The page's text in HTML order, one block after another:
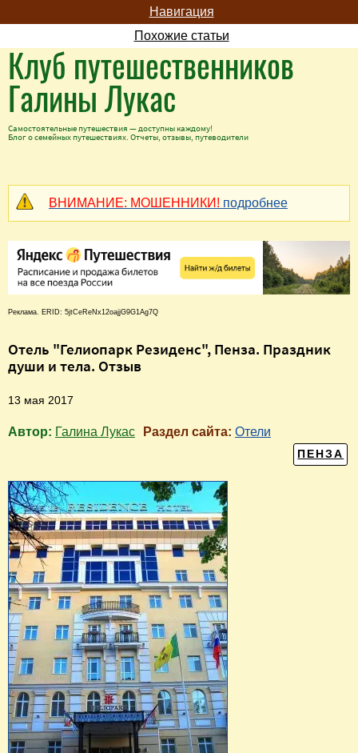
Навигация
Похожие статьи
Клуб путешественников
Галины Лукас
Самостоятельные путешествия — доступны каждому!
Блог о семейных путешествиях. Отчеты, отзывы, путеводители
ВНИМАНИЕ: МОШЕННИКИ! подробнее
Реклама. ERID: 5jtCeReNx12oajjG9G1Ag7Q
Отель "Гелиопарк Резиденс", Пенза. Праздник
души и тела. Отзыв
13 мая 2017
Автор: Галина Лукас Раздел сайта: Отели
ПЕНЗА